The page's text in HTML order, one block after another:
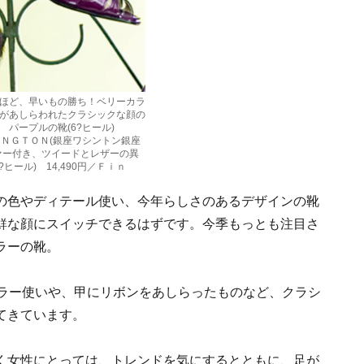
ど、早いもの勝ち！ベリーカラ
あしらわれたクラシックな顔の
パープルの靴(6?ヒール)
ＧＴＯＮ(銀座ワシントン銀座
付き、ツイードとレザーの異
ヒール) 14,490円／Ｆｉｎ
やディテール使い、今年らしさのあるデザインの靴
顔にスイッチできるはずです。今季もっとも注目さ
の靴。
使いや、甲にリボンをあしらったものなど、クラシ
ています。
性にとっては、トレンドを気にするとともに、足が